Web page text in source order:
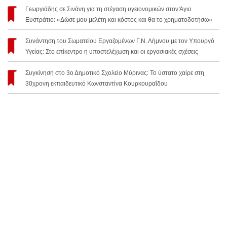
Γεωργιάδης σε Σινάνη για τη στέγαση υγειονομικών στον Άγιο
Ευστράτιο: «Δώσε μου μελέτη και κόστος και θα το χρηματοδοτήσω»
Συνάντηση του Σωματείου Εργαζομένων Γ.Ν. Λήμνου με τον Υπουργό
Υγείας: Στο επίκεντρο η υποστελέχωση και οι εργασιακές σχέσεις
Συγκίνηση στο 3ο Δημοτικό Σχολείο Μύρινας: Το ύστατο χαίρε στη
30χρονη εκπαιδευτικό Κωνσταντίνα Κουρκουραΐδου